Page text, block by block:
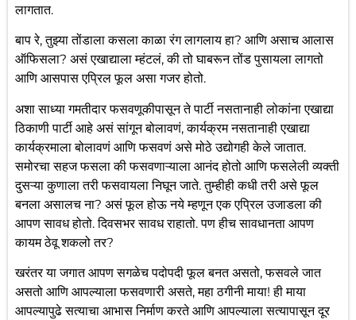
लागतात.
बाप रे, तुझ्या तोंडाला कसला काळा रंग लागलाय हा? आणि असाच आलास
ऑफिसला? असं एखाद्याला म्हंटलं, की तो घाबरून तोंड पुसायला लागतो
आणि आसपास एप्रिल फूल असा गजर होतो.
अशा साध्या गमतीदार फसवणूकीपासून ते पार्टी नसतानाही लोकांना एखाद्या
ठिकाणी पार्टी आहे असं सांगून बोलावणं, कार्यक्रम नसतानाही एखाद्या
कार्यक्रमाला बोलावणं आणि फसवणं असे मोठे उद्योगही केले जातात.
समोरचा सहज फसला की फसवणाऱ्याला आनंद होतो आणि फसलेली व्यक्ती
दुसऱ्या कुणाला तरी फसवायला निघून जाते. तुम्हीही कधी तरी असे फूल
बनला असालच ना? असं फूल होऊ नये म्हणून एक एप्रिल उजाडला की
आपण सावध होतो. दिवसभर सावध राहातो. पण हीच सावधानता आपण
कायम ठेवू शकलो तर?
खरंतर या जगात आपण सगळेच पदोपदी फूल बनत असतो, फसवले जात
असतो आणि आपल्याला फसवणारी असते, महा ठगीनी माया! ही माया
आपल्यापुढे सत्याचा आभास निर्माण करते आणि आपल्याला सत्यापासून दूर